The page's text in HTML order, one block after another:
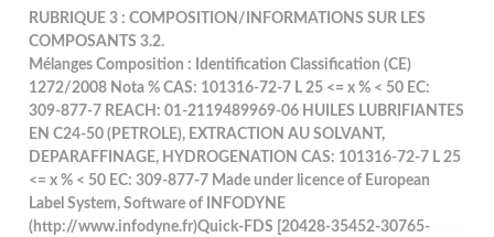
RUBRIQUE 3 : COMPOSITION/INFORMATIONS SUR LES
COMPOSANTS 3.2.
Mélanges Composition : Identification Classification (CE)
1272/2008 Nota % CAS: 101316-72-7 L 25 <= x % < 50 EC:
309-877-7 REACH: 01-2119489969-06 HUILES LUBRIFIANTES
EN C24-50 (PETROLE), EXTRACTION AU SOLVANT,
DEPARAFFINAGE, HYDROGENATION CAS: 101316-72-7 L 25
<= x % < 50 EC: 309-877-7 Made under licence of European
Label System, Software of INFODYNE
(http://www.infodyne.fr)Quick-FDS [20428-35452-30765-